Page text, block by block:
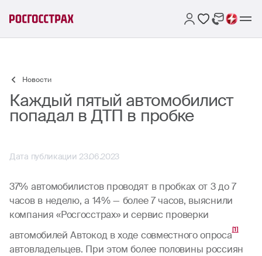
Новости
Каждый пятый автомобилист
попадал в ДТП в пробке
Дата публикации 23.06.2023
37% автомобилистов проводят в пробках от 3 до 7
часов в неделю, а 14% — более 7 часов, выяснили
компания «Росгосстрах» и сервис проверки
автомобилей Автокод в ходе совместного опроса[1]
автовладельцев. При этом более половины россиян